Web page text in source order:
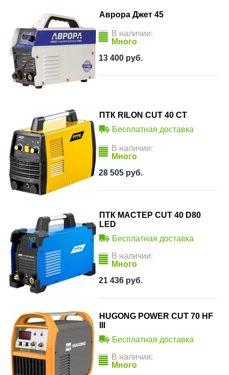
Аврора Джет 45
В наличии:
Много
13 400 руб.
ПТК RILON CUT 40 СT
Бесплатная доставка
В наличии:
Много
28 505 руб.
ПТК МАСТЕР CUT 40 D80
LED
Бесплатная доставка
В наличии:
Много
21 436 руб.
HUGONG POWER CUT 70 HF
Бесплатная доставка
В наличии:
Много